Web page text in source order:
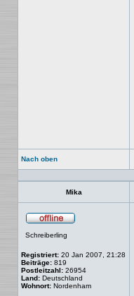
Nach oben
Mika
Schreiberling
Registriert: 20 Jan 2007, 21:28
Beiträge: 819
Postleitzahl: 26954
Land: Deutschland
Wohnort: Nordenham